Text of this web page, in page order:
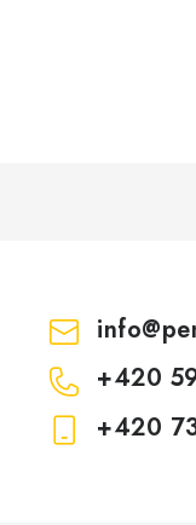
info@
+420
+420